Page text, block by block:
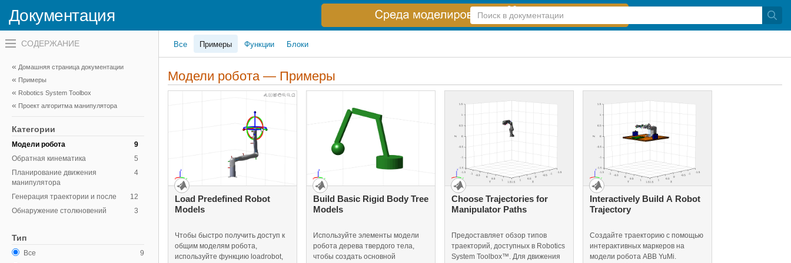
Документация
Справка
по
Переключатель
навигационного
вне
холста
переключатель
навигационного
вне
Домашняя страница документации
Примеры
Robotics System Toolbox
Проект алгоритма манипулятора
Категории
9
Модели робота
5
Обратная кинематика
4
Планирование движения
манипулятора
12
Генерация траектории и после
3
Обнаружение столкновений
Тип
9
Все
Все Примеры Функции Блоки
Модели робота — Примеры
Load Predefined Robot
Models
Чтобы быстро получить доступ к
общим моделям робота,
используйте функцию loadrobot,
Build Basic Rigid Body Tree
Models
Используйте элементы модели
робота дерева твердого тела,
чтобы создать основной
Choose Trajectories for
Manipulator Paths
Предоставляет обзор типов
траекторий, доступных в Robotics
System Toolbox™. Для движения
Interactively Build A Robot
Trajectory
Создайте траекторию с помощью
интерактивных маркеров на
модели робота ABB YuMi.